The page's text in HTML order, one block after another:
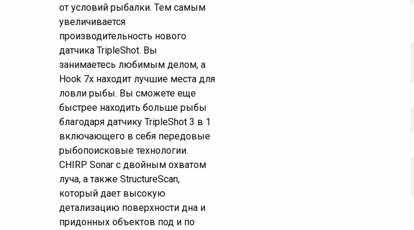
от условий рыбалки. Тем самым
увеличивается
производительность нового
датчика TripleShot. Вы
занимаетесь любимым делом, а
Hook 7x находит лучшие места для
ловли рыбы. Вы сможете еще
быстрее находить больше рыбы
благодаря датчику TripleShot 3 в 1
включающего в себя передовые
рыбопоисковые технологии.
CHIRP Sonar с двойным охватом
луча, а также StructureScan,
который дает высокую
детализацию поверхности дна и
придонных объектов под и по